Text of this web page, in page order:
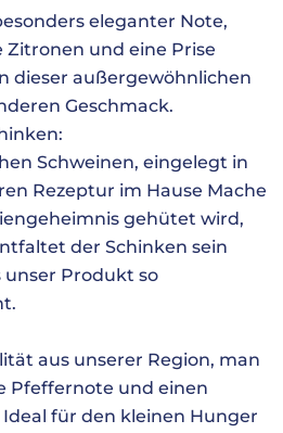
eleganter Note,
Zitronen und eine Prise
dieser außergewöhnlichen
Geschmack.
Schweinen, eingelegt in
Rezeptur im Hause Mache
gehütet wird,
der Schinken sein
unser Produkt so
aus unserer Region, man
Pfeffernote und einen
für den kleinen Hunger